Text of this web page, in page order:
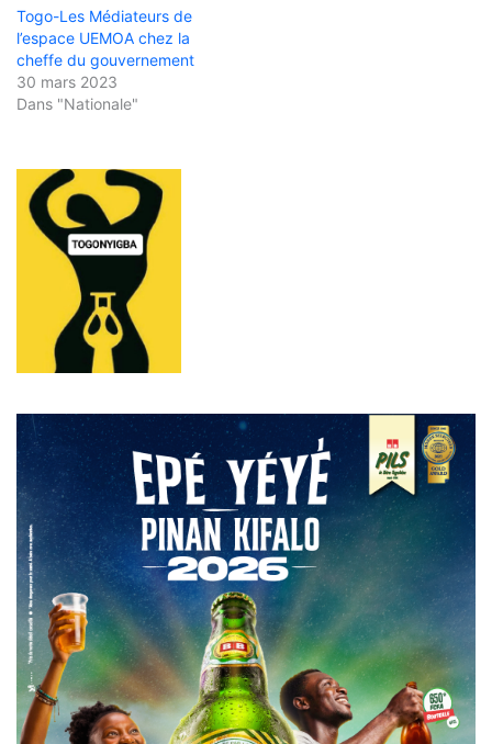
Togo-Les Médiateurs de
l’espace UEMOA chez la
cheffe du gouvernement
30 mars 2023
Dans "Nationale"